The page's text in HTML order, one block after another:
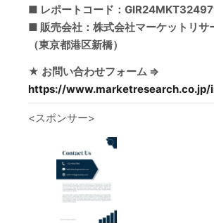
■ レポートコード：
■ 販売会社：株式会社マーケットリサ
（東京都港区新橋）
★ お問い合わせフォーム ⇒
https://www.marketresearch.co.jp/
<スポンサー>